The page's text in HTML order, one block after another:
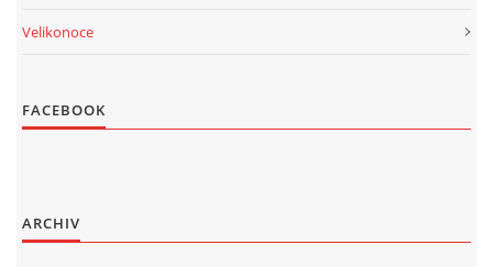
Velikonoce
FACEBOOK
ARCHIV